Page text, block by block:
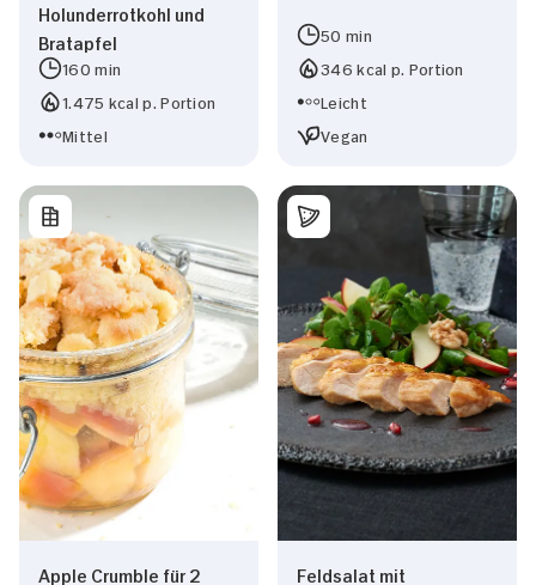
Holunderrotkohl und
Bratapfel
160 min
1.475 kcal p. Portion
Mittel
50 min
346 kcal p. Portion
Leicht
Vegan
Apple Crumble für 2 Feldsalat mit